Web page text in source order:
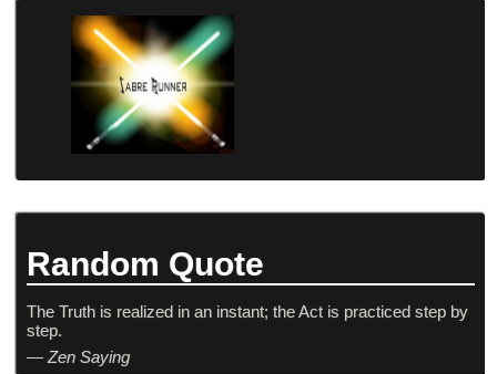
Random Quote
The Truth is realized in an instant; the Act is practiced step by
step.
—Zen Saying